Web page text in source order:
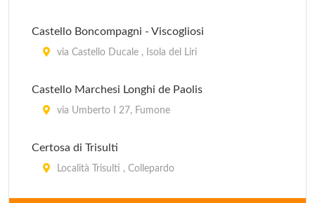
Castello Boncompagni - Viscogliosi
via Castello Ducale , Isola del Liri
Castello Marchesi Longhi de Paolis
via Umberto I 27, Fumone
Certosa di Trisulti
Località Trisulti , Collepardo